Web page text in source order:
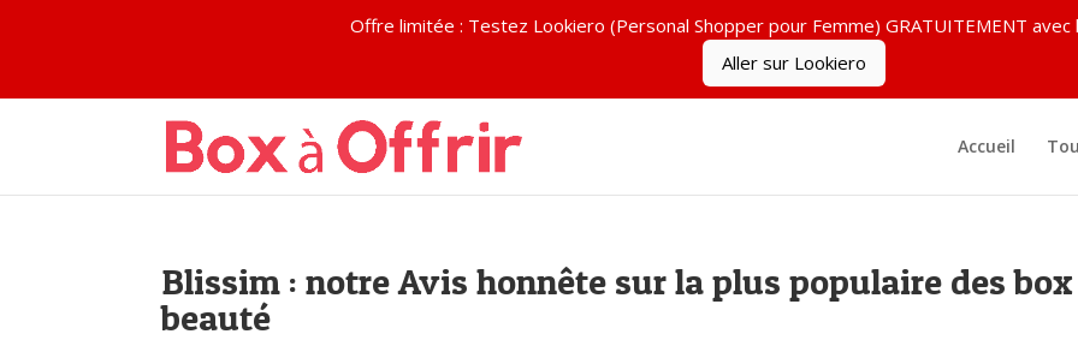
Accueil
Blissim : notre Avis honnête sur la plus populaire des box
beauté
Offre limitée : Testez Lookiero (Personal Shopper pour Femme) GRATUITEMENT avec
Aller sur Lookiero